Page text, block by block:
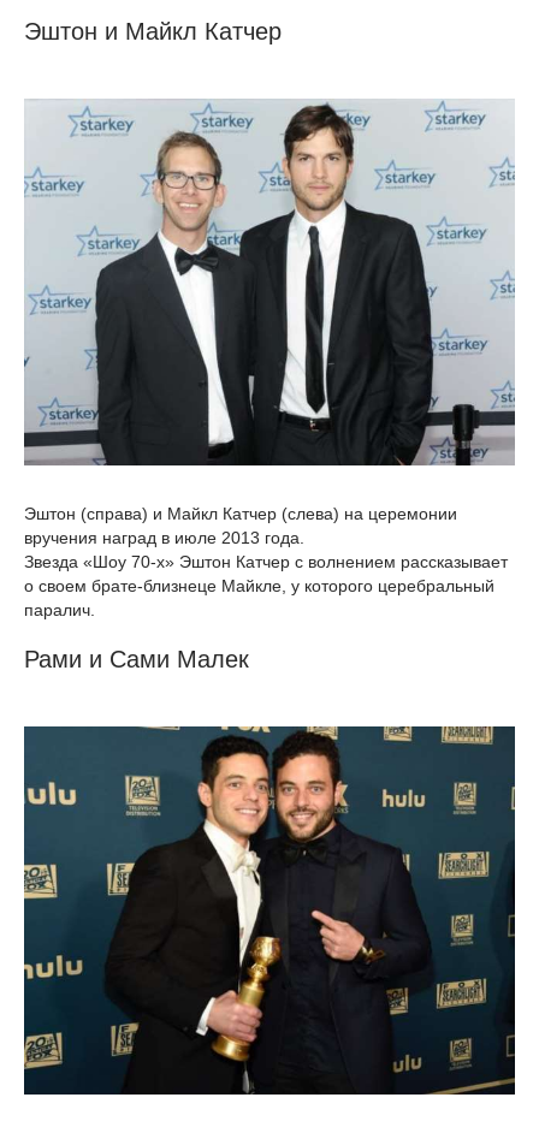
Эштон и Майкл Катчер
Эштон (справа) и Майкл Катчер (слева) на церемонии
вручения наград в июле 2013 года.
Звезда «Шоу 70-х» Эштон Катчер с волнением рассказывает
о своем брате-близнеце Майкле, у которого церебральный
паралич.
Рами и Сами Малек